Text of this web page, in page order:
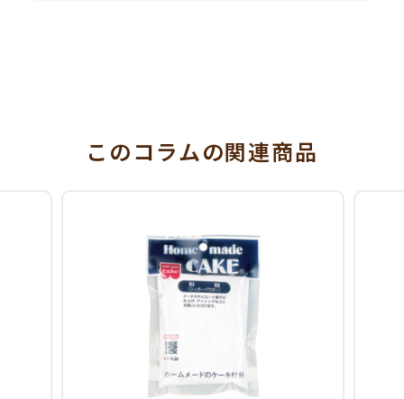
このコラムの関連商品